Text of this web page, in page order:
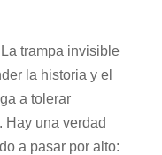
trampa invisible
la historia y el
a tolerar
Hay una verdad
a pasar por alto: